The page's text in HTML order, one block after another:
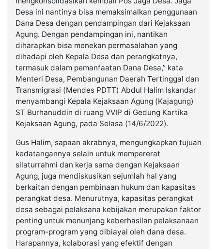
Desa ini nantinya bisa memaksimalkan penggunaan
Dana Desa dengan pendampingan dari Kejaksaan
Agung. Dengan pendampingan ini, nantikan
diharapkan bisa menekan permasalahan yang
dihadapi oleh Kepala Desa dan perangkatnya,
termasuk dalam pemanfaatan Dana Desa,” kata
Menteri Desa, Pembangunan Daerah Tertinggal dan
Transmigrasi (Mendes PDTT) Abdul Halim Iskandar
menyambangi Kepala Kejaksaan Agung (Kajagung)
ST Burhanuddin di ruang VVIP di Gedung Kartika
Kejaksaan Agung, pada Selasa (14/6/2022).
Gus Halim, sapaan akrabnya, mengungkapkan tujuan
kedatangannya selain untuk mempererat
silaturrahmi dan kerja sama dengan Kejaksaan
Agung, juga mendiskusikan sejumlah hal yang
berkaitan dengan pembinaan hukum dan kapasitas
perangkat desa. Menurutnya, kapasitas perangkat
desa sebagai pelaksana kebijakan merupakan faktor
penting untuk menunjang keberhasilan pelaksanaan
program-program yang dibiayai oleh dana desa.
Harapannya, kolaborasi yang efektif dengan